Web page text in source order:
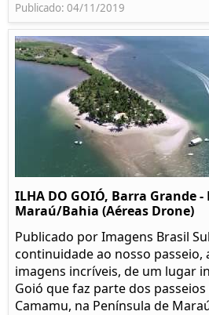
Publicado: 04/11/2019
ILHA DO GOIÓ, Barra Grande
Maraú/Bahia (Aéreas Drone)
Publicado por Imagens Brasil
continuidade ao nosso passeio,
imagens incríveis, de um lugar
Goió que faz parte dos
Camamu, na Península de